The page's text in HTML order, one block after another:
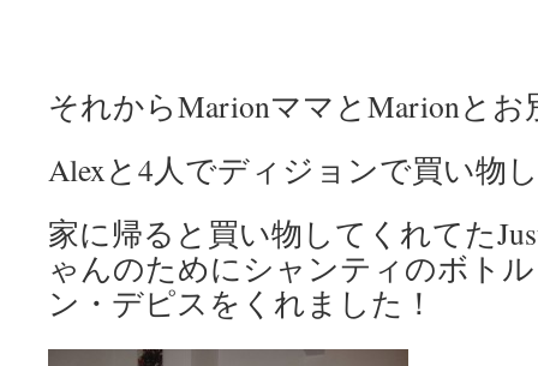
それからMarionママとMarionとお
Alexと4人でディジョンで買い物
家に帰ると買い物してくれてた
ゃんのためにシャンティのボト
ン・デピスをくれました！